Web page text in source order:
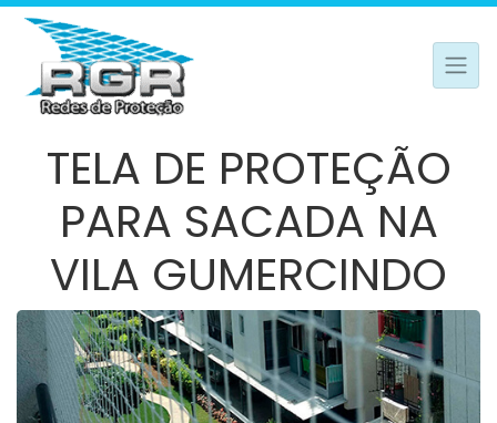
TELA DE PROTEÇÃO
PARA SACADA NA
VILA GUMERCINDO